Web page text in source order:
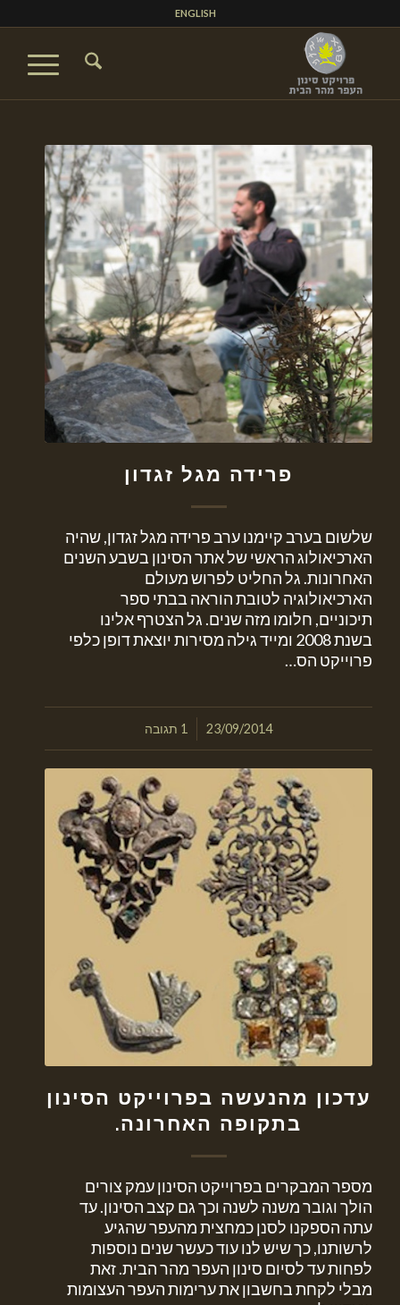
ENGLISH
פרידה מגל זגדון
שלשום בערב קיימנו ערב פרידה מגל זגדון, שהיה
הארכיאולוג הראשי של אתר הסינון בשבע השנים
האחרונות. גל החליט לפרוש מעולם
הארכיאולוגיה לטובת הוראה בבתי ספר
תיכוניים, חלומו מזה שנים. גל הצטרף אלינו
בשנת 2008 ומייד גילה מסירות יוצאת דופן כלפי
פרוייקט הס…
23/09/2014
/ 1 תגובה
עדכון מהנעשה בפרוייקט הסינון
בתקופה האחרונה.
מספר המבקרים בפרוייקט הסינון עמק צורים
הולך וגובר משנה לשנה וכך גם קצב הסינון. עד
עתה הספקנו לסנן כמחצית מהעפר שהגיע
לרשותנו, כך שיש לנו עוד כעשר שנים נוספות
לפחות עד לסיום סינון העפר מהר הבית. זאת
מבלי לקחת בחשבון את ערימות העפר העצומות